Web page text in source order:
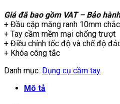
Giá đã bao gồm VAT – Bảo
+ Đầu cặp măng ranh 10mm
+ Tay cầm mềm mại chống trượt
+ Điều chỉnh tốc độ và chế độ
+ Khóa công tắc
Danh mục: Dụng cụ cầm tay
Mô tả